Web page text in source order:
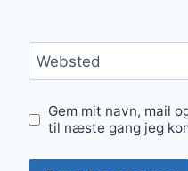
Websted
Gem mit navn, mail
til næste gang jeg